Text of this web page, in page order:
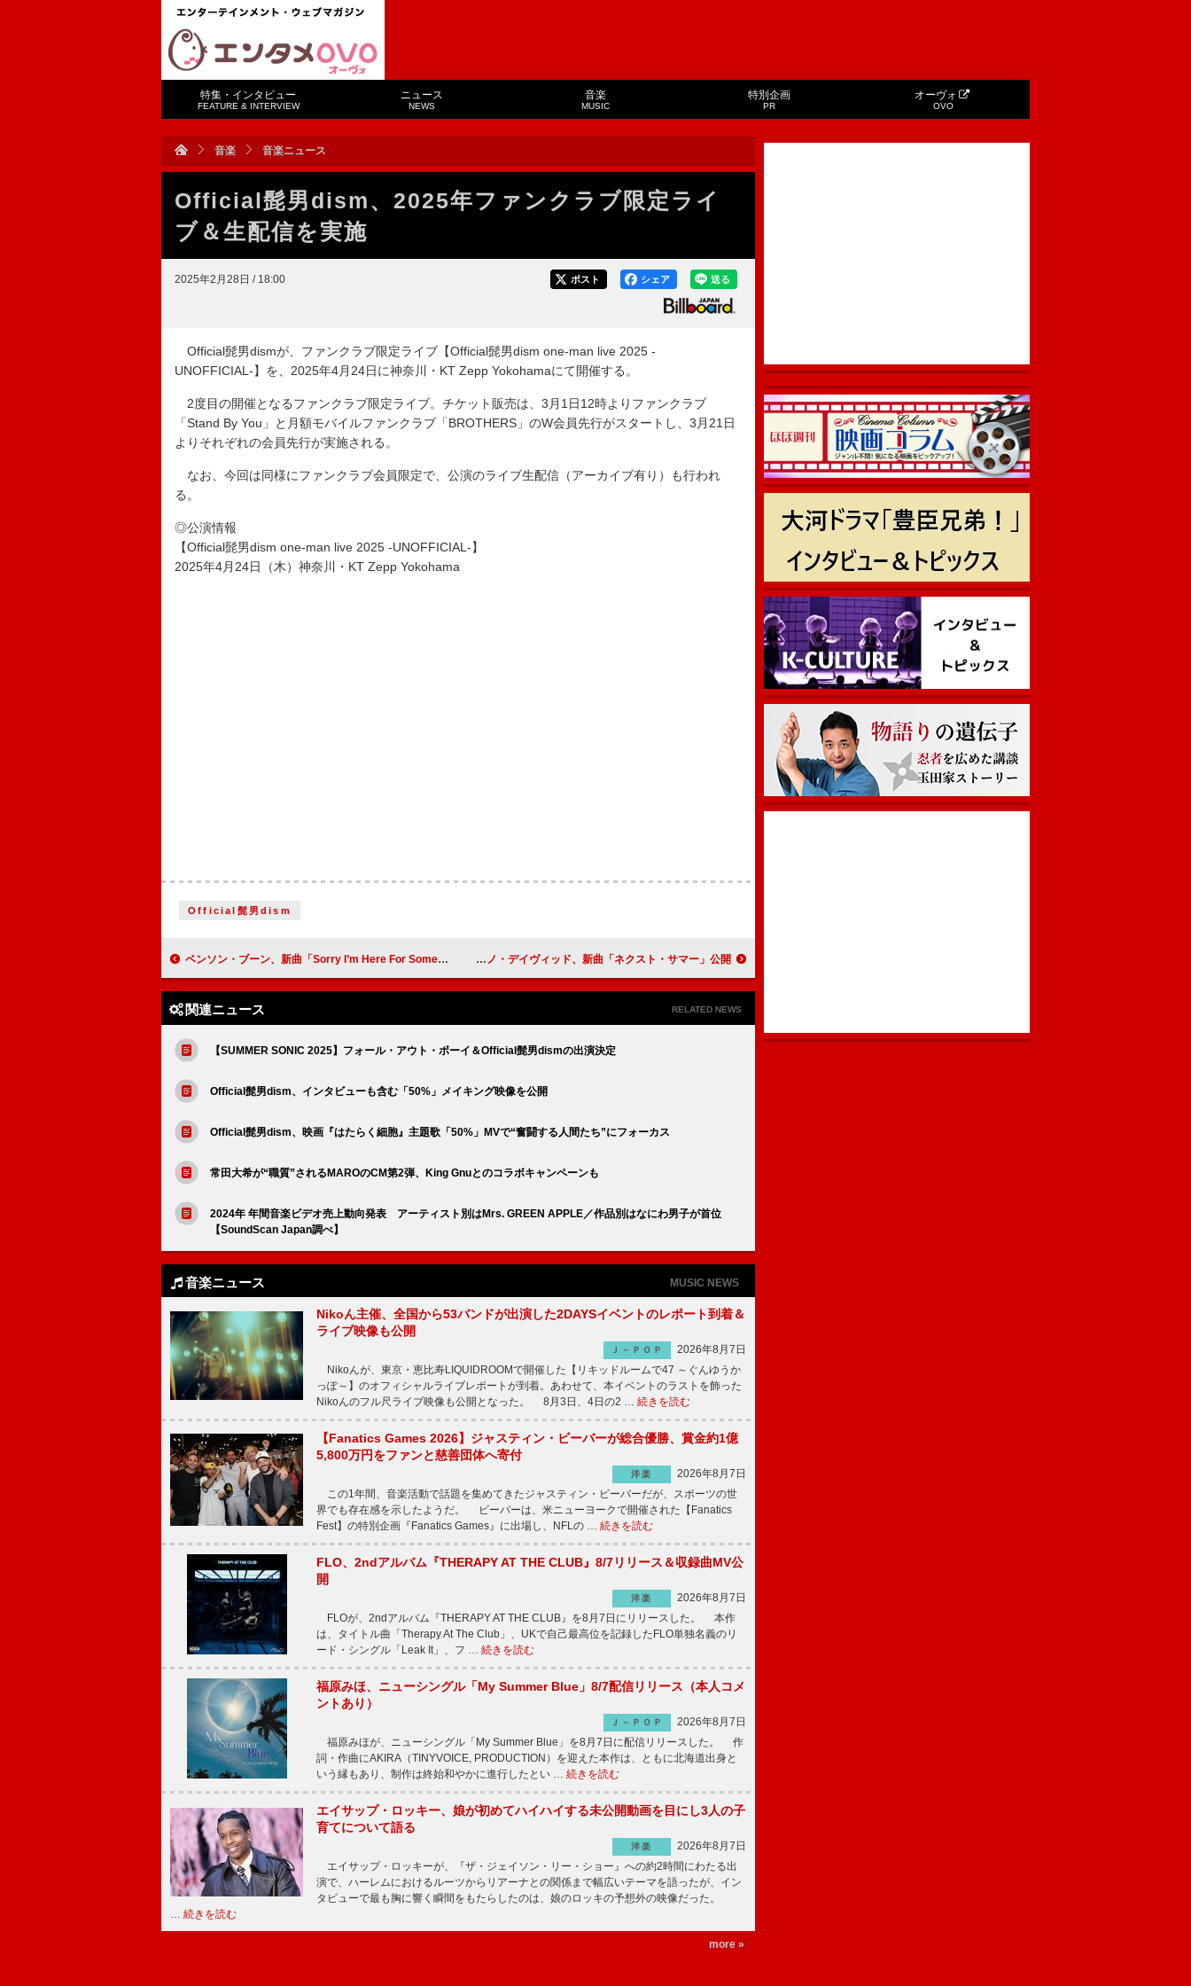
特集・インタビュー
FEATURE & INTERVIEW
ニュース
NEWS
音楽
MUSIC
特別企画
PR
オーヴォ
OVO
音楽 音楽ニュース
Official髭男dism、2025年ファンクラブ限定ライ
ブ＆生配信を実施
2025年2月28日 / 18:00 送る
シェア
ポスト
Official髭男dismが、ファンクラブ限定ライブ【Official髭男dism one-man live 2025 -
UNOFFICIAL-】を、2025年4月24日に神奈川・KT Zepp Yokohamaにて開催する。
2度目の開催となるファンクラブ限定ライブ。チケット販売は、3月1日12時よりファンクラブ
「Stand By You」と月額モバイルファンクラブ「BROTHERS」のW会員先行がスタートし、3月21日
よりそれぞれの会員先行が実施される。
なお、今回は同様にファンクラブ会員限定で、公演のライブ生配信（アーカイブ有り）も行われ
る。
◎公演情報
【Official髭男dism one-man live 2025 -UNOFFICIAL-】
2025年4月24日（木）神奈川・KT Zepp Yokohama
Official髭男dism
ベンソン・ブーン、新曲「Sorry I’m Here For Someone Else」公開 マネスキンのダミアーノ・デイヴィッド、新曲「ネクスト・サマー」公開
関連ニュース RELATED NEWS
【SUMMER SONIC 2025】フォール・アウト・ボーイ＆Official髭男dismの出演決定
Official髭男dism、インタビューも含む「50%」メイキング映像を公開
Official髭男dism、映画『はたらく細胞』主題歌「50%」MVで“奮闘する人間たち”にフォーカス
常田大希が“職質”されるMAROのCM第2弾、King Gnuとのコラボキャンペーンも
2024年 年間音楽ビデオ売上動向発表 アーティスト別はMrs. GREEN APPLE／作品別はなにわ男子が首位
【SoundScan Japan調べ】
音楽ニュース MUSIC NEWS
Nikoん主催、全国から53バンドが出演した2DAYSイベントのレポート到着＆
ライブ映像も公開
Ｊ－ＰＯＰ
2026年8月7日
Nikoんが、東京・恵比寿LIQUIDROOMで開催した【リキッドルームで47 ～ぐんゆうか
っぽ～】のオフィシャルライブレポートが到着。あわせて、本イベントのラストを飾った
Nikoんのフル尺ライブ映像も公開となった。 8月3日、4日の2 … 続きを読む
【Fanatics Games 2026】ジャスティン・ビーバーが総合優勝、賞金約1億
5,800万円をファンと慈善団体へ寄付
洋楽
2026年8月7日
この1年間、音楽活動で話題を集めてきたジャスティン・ビーバーだが、スポーツの世
界でも存在感を示したようだ。 ビーバーは、米ニューヨークで開催された【Fanatics
Fest】の特別企画『Fanatics Games』に出場し、NFLの … 続きを読む
FLO、2ndアルバム『THERAPY AT THE CLUB』8/7リリース＆収録曲MV公
開
洋楽
2026年8月7日
FLOが、2ndアルバム『THERAPY AT THE CLUB』を8月7日にリリースした。 本作
は、タイトル曲「Therapy At The Club」、UKで自己最高位を記録したFLO単独名義のリ
ード・シングル「Leak It」、フ … 続きを読む
福原みほ、ニューシングル「My Summer Blue」8/7配信リリース（本人コメ
ントあり）
Ｊ－ＰＯＰ
2026年8月7日
福原みほが、ニューシングル「My Summer Blue」を8月7日に配信リリースした。 作
詞・作曲にAKIRA（TINYVOICE, PRODUCTION）を迎えた本作は、ともに北海道出身と
いう縁もあり、制作は終始和やかに進行したとい … 続きを読む
エイサップ・ロッキー、娘が初めてハイハイする未公開動画を目にし3人の子
育てについて語る
洋楽
2026年8月7日
エイサップ・ロッキーが、『ザ・ジェイソン・リー・ショー』への約2時間にわたる出
演で、ハーレムにおけるルーツからリアーナとの関係まで幅広いテーマを語ったが、イン
タビューで最も胸に響く瞬間をもたらしたのは、娘のロッキの予想外の映像だった。
… 続きを読む
more »